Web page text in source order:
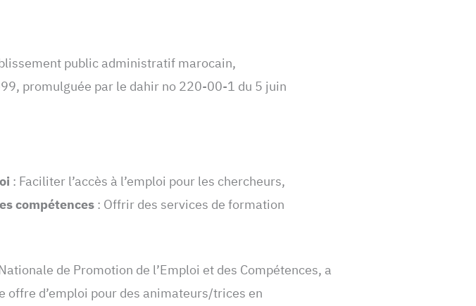
public administratif marocain,
promulguée par le dahir no 220-00-1 du 5 juin
: Faciliter l’accès à l’emploi pour les chercheurs,
compétences: Offrir des services de formation
Nationale de Promotion de l’Emploi et des Compétences, a
offre d’emploi pour des animateurs/trices en